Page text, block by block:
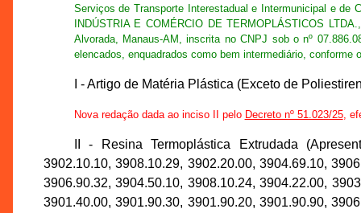
Serviços de Transporte Interestadual e Intermunicipal e de
INDÚSTRIA E COMÉRCIO DE TERMOPLÁSTICOS
Alvorada, Manaus-AM, inscrita no CNPJ sob o nº
elencados, enquadrados como bem intermediário,
I - Artigo de Matéria Plástica (Exceto de
Nova redação dada ao inciso II pelo Decreto nº 51.023/25,
II - Resina Termoplástica Extrudada
3902.10.10, 3908.10.29, 3902.20.00, 3904.69.10,
3906.90.32, 3904.50.10, 3908.10.24, 3904.22.00,
3901.40.00, 3901.90.30, 3901.90.20, 3901.90.90,